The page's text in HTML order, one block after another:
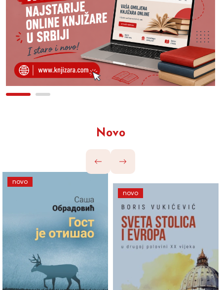
Novo
novo
novo